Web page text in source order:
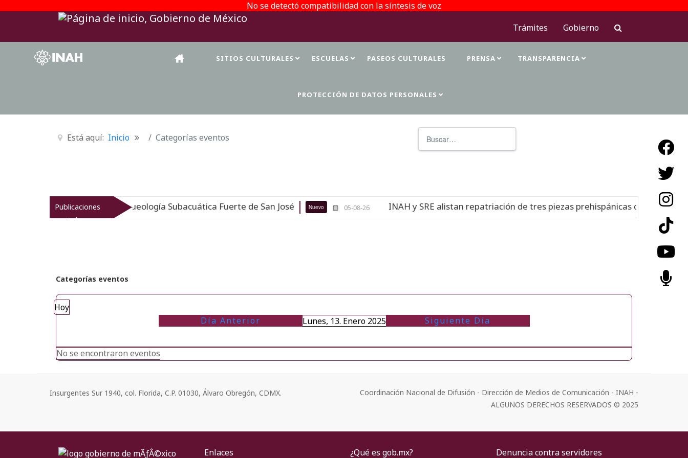
No se detectó compatibilidad con la síntesis de voz
Trámites
Gobierno
SITIOS CULTURALES ESCUELAS PASEOS CULTURALES PRENSA TRANSPARENCIA
PROTECCIÓN DE DATOS PERSONALES
Está aquí: Inicio Categorías eventos
Publicaciones
recientes
sumergido: Museo de Arqueología Subacuática Fuerte de San José Nuevo 05-08-26 INAH y SRE alistan repatriación de tres piezas prehispánicas desde Estados
Categorías eventos
Hoy
Día Anterior
Lunes, 13. Enero 2025 Siguiente Día
No se encontraron eventos
Insurgentes Sur 1940, col. Florida, C.P. 01030, Álvaro Obregón, CDMX.
Coordinación Nacional de Difusión - Dirección de Medios de Comunicación - INAH -
ALGUNOS DERECHOS RESERVADOS © 2025
Enlaces ¿Qué es gob.mx?
Denuncia contra servidores